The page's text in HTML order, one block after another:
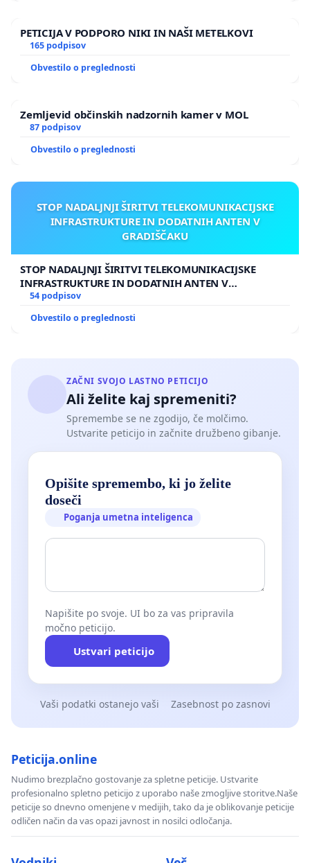
PETICIJA V PODPORO NIKI IN NAŠI METELKOVI
165 podpisov
Obvestilo o preglednosti
Zemljevid občinskih nadzornih kamer v MOL
87 podpisov
Obvestilo o preglednosti
STOP NADALJNJI ŠIRITVI TELEKOMUNIKACIJSKE
INFRASTRUKTURE IN DODATNIH ANTEN V
GRADIŠČAKU
STOP NADALJNJI ŠIRITVI TELEKOMUNIKACIJSKE
INFRASTRUKTURE IN DODATNIH ANTEN V
GRADIŠČAKU
54 podpisov
Obvestilo o preglednosti
ZAČNI SVOJO LASTNO PETICIJO
Ali želite kaj spremeniti?
Spremembe se ne zgodijo, če molčimo.
Ustvarite peticijo in začnite družbeno gibanje.
Opišite spremembo, ki jo želite
doseči
Poganja umetna inteligenca
Napišite po svoje. UI bo za vas pripravila
močno peticijo.
Ustvari peticijo
Vaši podatki ostanejo vaši Zasebnost po zasnovi
Peticija.online
Nudimo brezplačno gostovanje za spletne peticije. Ustvarite
profesionalno spletno peticijo z uporabo naše zmogljive storitve.Naše
peticije so dnevno omenjene v medijih, tako da je oblikovanje peticije
odličen način da vas opazi javnost in nosilci odločanja.